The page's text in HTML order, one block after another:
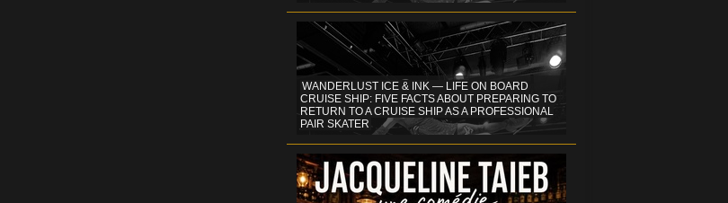
WANDERLUST ICE & INK — LIFE ON BOARD
CRUISE SHIP: FIVE FACTS ABOUT PREPARING TO
RETURN TO A CRUISE SHIP AS A PROFESSIONAL
PAIR SKATER